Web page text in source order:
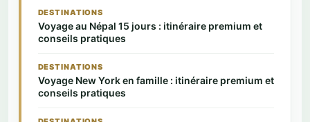
DESTINATIONS
Voyage au Népal 15 jours : itinéraire premium et
conseils pratiques
DESTINATIONS
Voyage New York en famille : itinéraire premium et
conseils pratiques